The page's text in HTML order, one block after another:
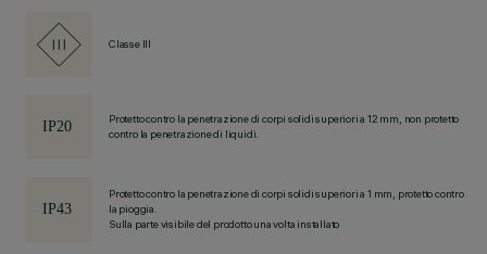
Classe III
Protetto contro la penetrazione di corpi solidi superiori a 12 mm, non protetto
contro la penetrazione di liquidi.
Protetto contro la penetrazione di corpi solidi superiori a 1 mm, protetto contro
la pioggia.
Sulla parte visibile del prodotto una volta installato